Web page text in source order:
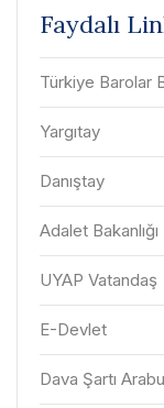
Faydalı
Türkiye Barolar
Yargıtay
Danıştay
Adalet Bakanlığı
UYAP Vatandaş
E-Devlet
Dava Şartı